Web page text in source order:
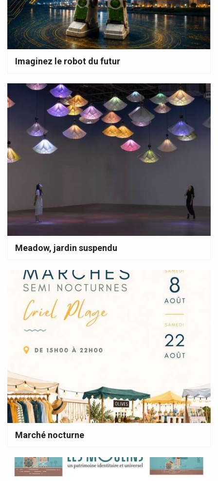
Imaginez le robot du futur
Meadow, jardin suspendu
Marché nocturne